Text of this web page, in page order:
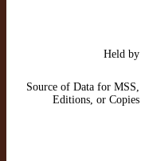
Held by
Source of Data for MSS,
Editions, or Copies